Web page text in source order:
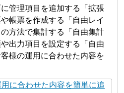
管理項目を追加する「拡張
帳票を作成する「自由レイ
方法で集計する「自由集計
出力項目を設定する「自由
様の運用に合わせた内容を